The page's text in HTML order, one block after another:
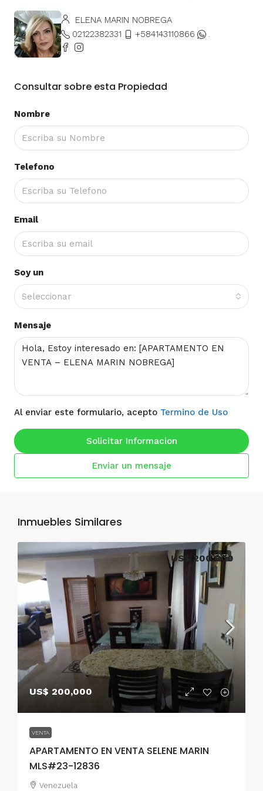
ELENA MARIN NOBREGA
02122382331
+584143110866 .
Consultar sobre esta Propiedad
Nombre
Telefono
Email
Soy un
Seleccionar
Mensaje
Al enviar este formulario, acepto Termino de Uso
Solicitar Informacion
Enviar un mensaje
Inmuebles Similares
VENTA
US$ 200,000
VENTA
APARTAMENTO EN VENTA SELENE MARIN
MLS#23-12836
US$ 200,000
Venezuela